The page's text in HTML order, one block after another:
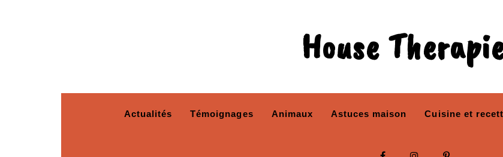
House
Actualités Témoignages Animaux Astuces maison Cuisine et